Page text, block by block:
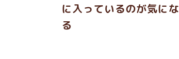
に入っているのが気にな
る